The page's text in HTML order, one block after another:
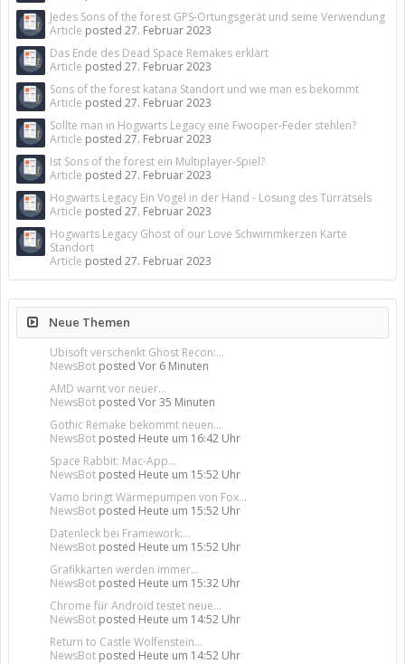
Jedes Sons of the forest GPS-Ortungsgerät und seine Verwendung
Article posted 27. Februar 2023
Das Ende des Dead Space Remakes erklärt
Article posted 27. Februar 2023
Sons of the forest katana Standort und wie man es bekommt
Article posted 27. Februar 2023
Sollte man in Hogwarts Legacy eine Fwooper-Feder stehlen?
Article posted 27. Februar 2023
Ist Sons of the forest ein Multiplayer-Spiel?
Article posted 27. Februar 2023
Hogwarts Legacy Ein Vogel in der Hand - Lösung des Türrätsels
Article posted 27. Februar 2023
Hogwarts Legacy Ghost of our Love Schwimmkerzen Karte
Standort
Article posted 27. Februar 2023
Neue Themen
Ubisoft verschenkt Ghost Recon:...
NewsBot posted Vor 6 Minuten
AMD warnt vor neuer...
NewsBot posted Vor 35 Minuten
Gothic Remake bekommt neuen...
NewsBot posted Heute um 16:42 Uhr
Space Rabbit: Mac-App...
NewsBot posted Heute um 15:52 Uhr
Vamo bringt Wärmepumpen von Fox...
NewsBot posted Heute um 15:52 Uhr
Datenleck bei Framework:...
NewsBot posted Heute um 15:52 Uhr
Grafikkarten werden immer...
NewsBot posted Heute um 15:32 Uhr
Chrome für Android testet neue...
NewsBot posted Heute um 14:52 Uhr
Return to Castle Wolfenstein...
NewsBot posted Heute um 14:52 Uhr